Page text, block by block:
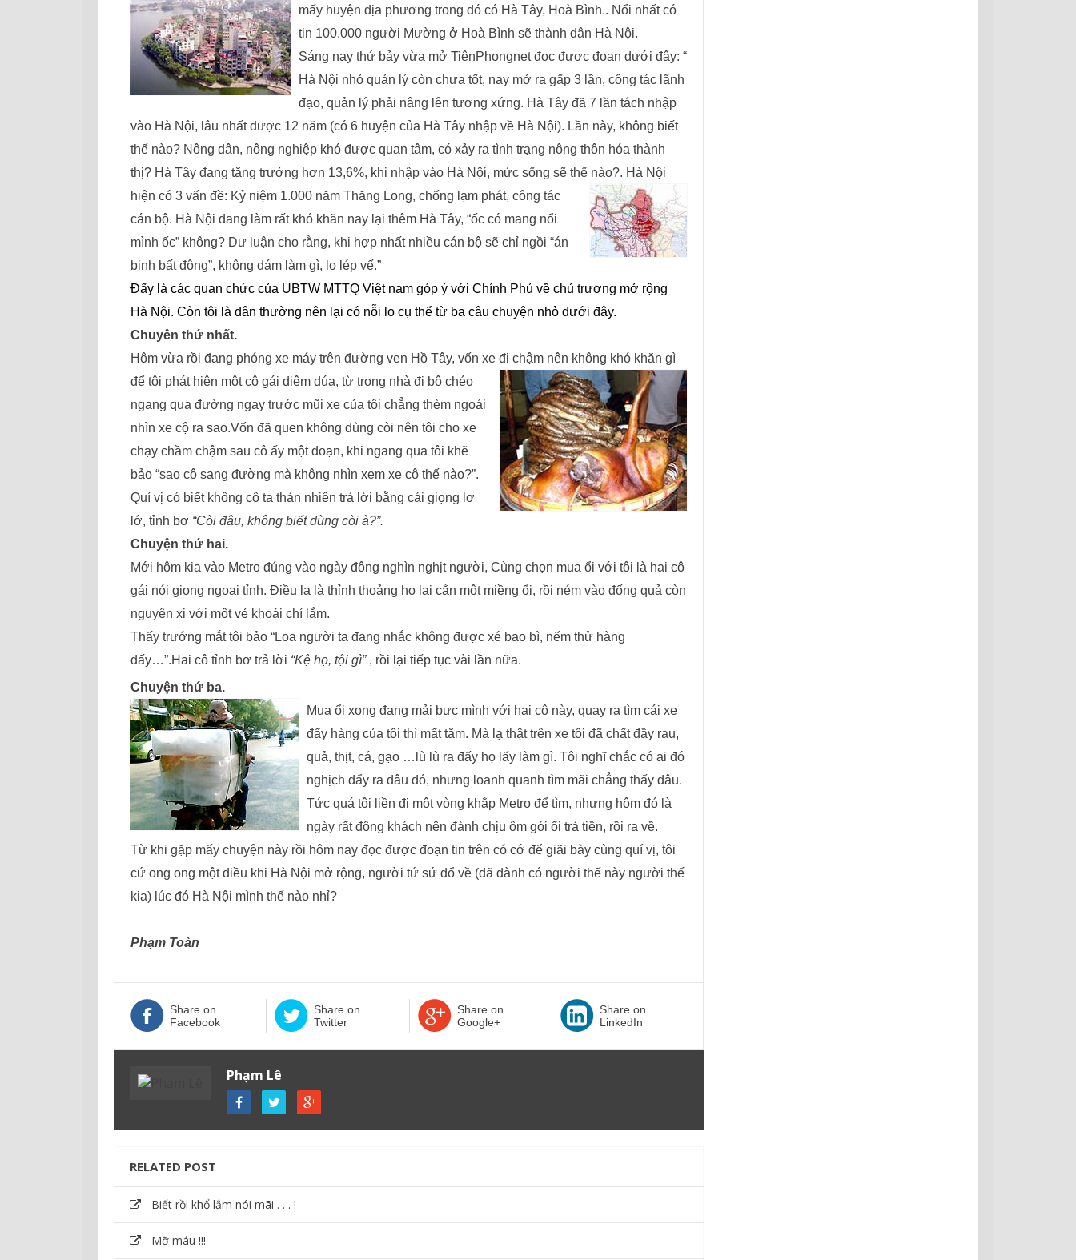
mấy huyện địa phương trong đó có Hà Tây, Hoà Bình.. Nổi nhất có
tin 100.000 người Mường ở Hoà Bình sẽ thành dân Hà Nội.
Sáng nay thứ bảy vừa mở TiênPhongnet đọc được đoạn dưới đây: “
Hà Nội nhỏ quản lý còn chưa tốt, nay mở ra gấp 3 lần, công tác lãnh
đạo, quản lý phải nâng lên tương xứng. Hà Tây đã 7 lần tách nhập
vào Hà Nội, lâu nhất được 12 năm (có 6 huyện của Hà Tây nhập về Hà Nội). Lần này, không biết
thế nào? Nông dân, nông nghiệp khó được quan tâm, có xảy ra tình trạng nông thôn hóa thành
thị? Hà Tây đang tăng trưởng hơn 13,6%, khi nhập vào Hà Nội, mức sống sẽ thế nào?. Hà Nội
hiện có 3 vấn đề: Kỷ niệm 1.000 năm Thăng Long, chống lạm phát, công tác
cán bộ. Hà Nội đang làm rất khó khăn nay lại thêm Hà Tây, “ốc có mang nổi
mình ốc” không? Dư luận cho rằng, khi hợp nhất nhiều cán bộ sẽ chỉ ngồi “án
binh bất động”, không dám làm gì, lo lép vế.”
Đấy là các quan chức của UBTW MTTQ Việt nam góp ý với Chính Phủ về chủ trương mở rộng
Hà Nội. Còn tôi là dân thường nên lại có nỗi lo cụ thể từ ba câu chuyện nhỏ dưới đây.
Chuyên thứ nhất.
Hôm vừa rồi đang phóng xe máy trên đường ven Hồ Tây, vốn xe đi chậm nên không khó khăn gì
để tôi phát hiện một cô gái diêm dúa, từ trong nhà đi bộ chéo
ngang qua đường ngay trước mũi xe của tôi chẳng thèm ngoái
nhìn xe cộ ra sao.Vốn đã quen không dùng còi nên tôi cho xe
chạy chầm chậm sau cô ấy một đoạn, khi ngang qua tôi khẽ
bảo “sao cô sang đường mà không nhìn xem xe cộ thế nào?”.
Quí vị có biết không cô ta thản nhiên trả lời bằng cái giọng lơ
lớ, tỉnh bơ “Còi đâu, không biết dùng còi à?”.
Chuyện thứ hai.
Mới hôm kia vào Metro đúng vào ngày đông nghìn nghịt người, Cùng chọn mua ổi với tôi là hai cô
gái nói giọng ngoại tỉnh. Điều lạ là thỉnh thoảng họ lại cắn một miềng ổi, rồi ném vào đống quả còn
nguyên xi với môt vẻ khoái chí lắm.
Thấy trướng mắt tôi bảo “Loa người ta đang nhắc không được xé bao bì, nếm thử hàng
đấy…”.Hai cô tỉnh bơ trả lời “Kệ họ, tội gì”, rồi lại tiếp tục vài lần nữa.
Chuyện thứ ba.
Mua ổi xong đang mải bực mình với hai cô này, quay ra tìm cái xe
đẩy hàng của tôi thì mất tăm. Mà lạ thật trên xe tôi đã chất đầy rau,
quả, thịt, cá, gạo …lù lù ra đấy họ lấy làm gì. Tôi nghĩ chắc có ai đó
nghịch đẩy ra đâu đó, nhưng loanh quanh tìm mãi chẳng thấy đâu.
Tức quá tôi liền đi một vòng khắp Metro để tìm, nhưng hôm đó là
ngày rất đông khách nên đành chịu ôm gói ổi trả tiền, rồi ra về.
Từ khi gặp mấy chuyện này rồi hôm nay đọc được đoạn tin trên có cớ để giãi bày cùng quí vị, tôi
cứ ong ong một điều khi Hà Nội mở rộng, người tứ sứ đổ về (đã đành có người thế này người thế
kia) lúc đó Hà Nội mình thế nào nhỉ?
Phạm Toàn
Share on
Facebook
Share on
Twitter
Share on
Google+
Share on
LinkedIn
Phạm Lê
RELATED POST
Biết rồi khổ lắm nói mãi . . . !
Mỡ máu !!!